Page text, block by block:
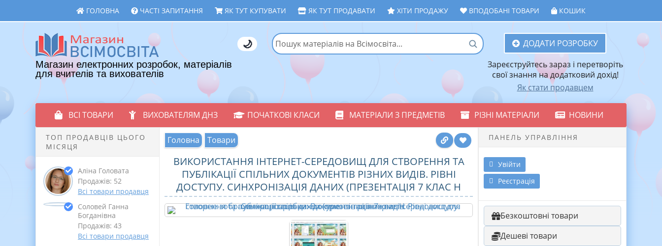
ГОЛОВНА ЧАСТІ ЗАПИТАННЯ ЯК ТУТ КУПУВАТИ ЯК ТУТ ПРОДАВАТИ ХІТИ ПРОДАЖУ ВПОДОБАНІ ТОВАРИ КОШИК
Магазин електронних розробок, матеріалів
для вчителів та вихователів
🌙
ДОДАТИ РОЗРОБКУ
Зареєструйтесь зараз і перетворіть
свої знання на додатковий дохід!
Як стати продавцем
ВСІ ТОВАРИ ВИХОВАТЕЛЯМ ДНЗ ПОЧАТКОВІ КЛАСИ МАТЕРІАЛИ З ПРЕДМЕТІВ РІЗНІ МАТЕРІАЛИ НОВИНИ
ТОП ПРОДАВЦІВ ЦЬОГО
МІСЯЦЯ
Аліна Головата
Продажів: 52
Всі товари продавця
Соловей Ганна
Богданівна
Продажів: 43
Всі товари продавця
Головна Товари
ВИКОРИСТАННЯ ІНТЕРНЕТ-СЕРЕДОВИЩ ДЛЯ СТВОРЕННЯ ТА
ПУБЛІКАЦІЇ СПІЛЬНИХ ДОКУМЕНТІВ РІЗНИХ ВИДІВ. РІВНІ
ДОСТУПУ. СИНХРОНІЗАЦІЯ ДАНИХ (ПРЕЗЕНТАЦІЯ 7 КЛАС Н
ПАНЕЛЬ УПРАВЛІННЯ
Увійти
Реєстрація
Безкоштовні товари
Дешеві товари